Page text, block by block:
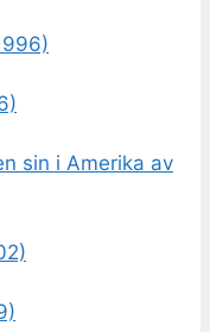
sin i Amerika av